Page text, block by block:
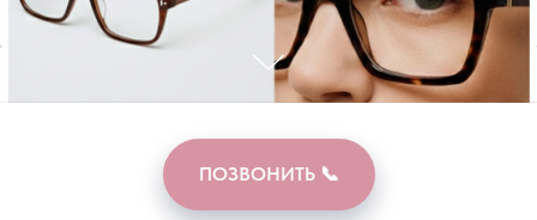
ПОЗВОНИТЬ 📞